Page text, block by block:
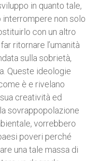
in quanto tale,
non solo
con un altro
ritornare l’umanità
sulla sobrietà,
Queste ideologie
è e rivelano
creatività ed
sovrappopolazione
vorrebbero
poveri perché
una tale massa di